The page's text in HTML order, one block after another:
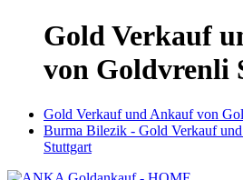
Gold Verkauf
von Goldvrenli
Gold Verkauf und Ankauf von
Burma Bilezik - Gold Verkauf
Stuttgart